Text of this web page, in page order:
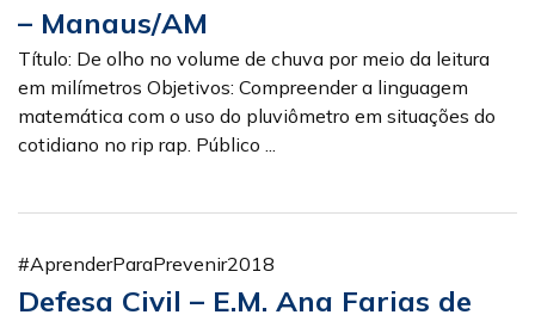
– Manaus/AM
Título: De olho no volume de chuva por meio da leitura
em milímetros Objetivos: Compreender a linguagem
matemática com o uso do pluviômetro em situações do
cotidiano no rip rap. Público ...
#AprenderParaPrevenir2018
Defesa Civil – E.M. Ana Farias de